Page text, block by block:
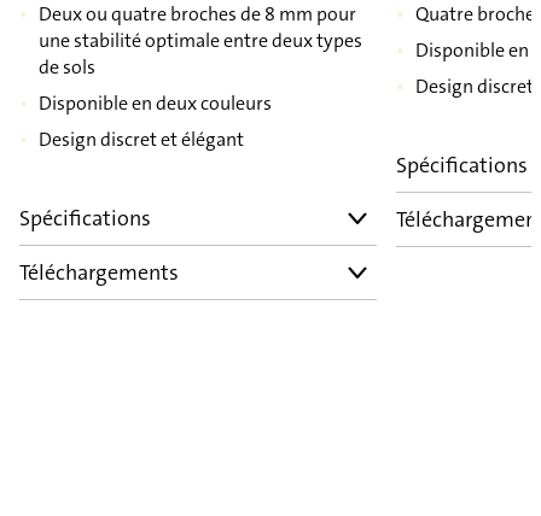
Deux ou quatre broches de 8 mm pour
une stabilité optimale entre deux types
de sols
Disponible en deux couleurs
Design discret et élégant
Spécifications
Téléchargements
Quatre
Disponible en
Design discret
Spécifications